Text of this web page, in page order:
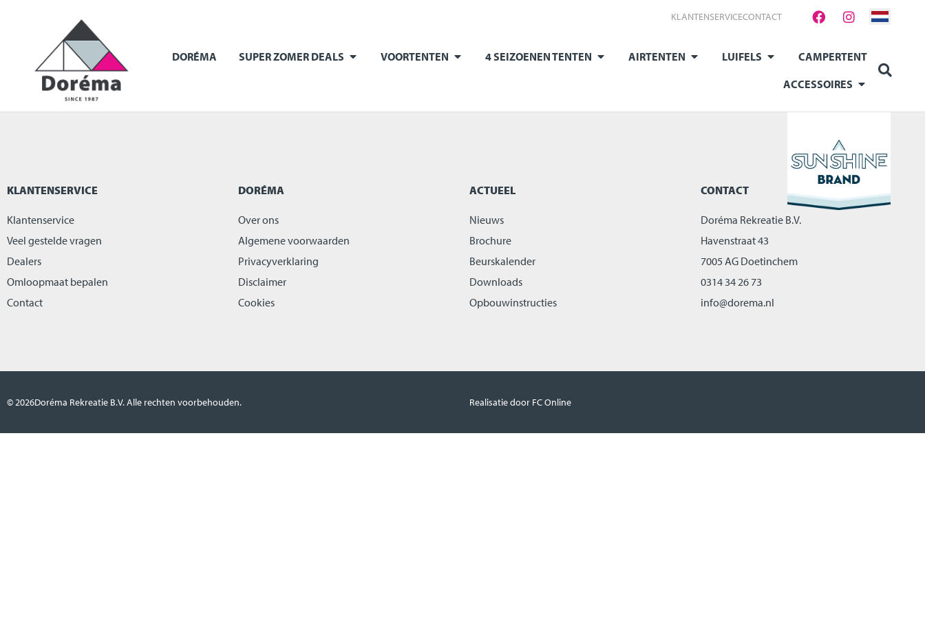
KLANTENSERVICECONTACT
DORÉMA SUPER ZOMER DEALS VOORTENTEN 4 SEIZOENEN TENTEN AIRTENTEN LUIFELS
CAMPERTENT
ACCESSOIRES
KLANTENSERVICE
Klantenservice
Veel gestelde vragen
Dealers
Omloopmaat bepalen
Contact
DORÉMA
Over ons
Algemene voorwaarden
Privacyverklaring
Disclaimer
Cookies
ACTUEEL
Nieuws
Brochure
Beurskalender
Downloads
Opbouwinstructies
CONTACT
Doréma Rekreatie B.V.
Havenstraat 43
7005 AG Doetinchem
0314 34 26 73
info@dorema.nl
© 2026Doréma Rekreatie B.V. Alle rechten voorbehouden. Realisatie door FC Online